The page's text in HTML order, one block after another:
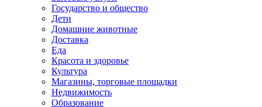
Государство и общество
Дети
Домашние животные
Доставка
Еда
Красота и здоровье
Культура
Магазины, торговые площадки
Недвижимость
Образование